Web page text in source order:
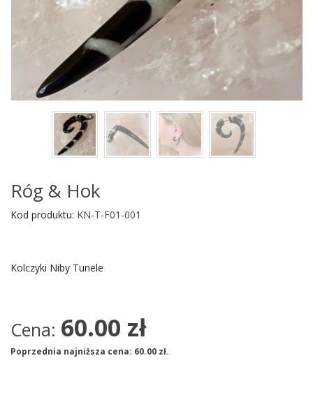
Róg & Hok
Kod produktu: KN-T-F01-001
Kolczyki Niby Tunele
Cena: 60.00 zł
Poprzednia najniższa cena: 60.00 zł.